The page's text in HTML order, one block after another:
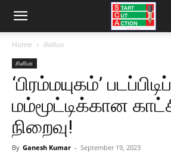
Home சினிமா
சினிமா
‘பிரம்மயுகம்’
மம்மூட்டிக்கான
நிறைவு!
By Ganesh Kumar - September 19, 2023